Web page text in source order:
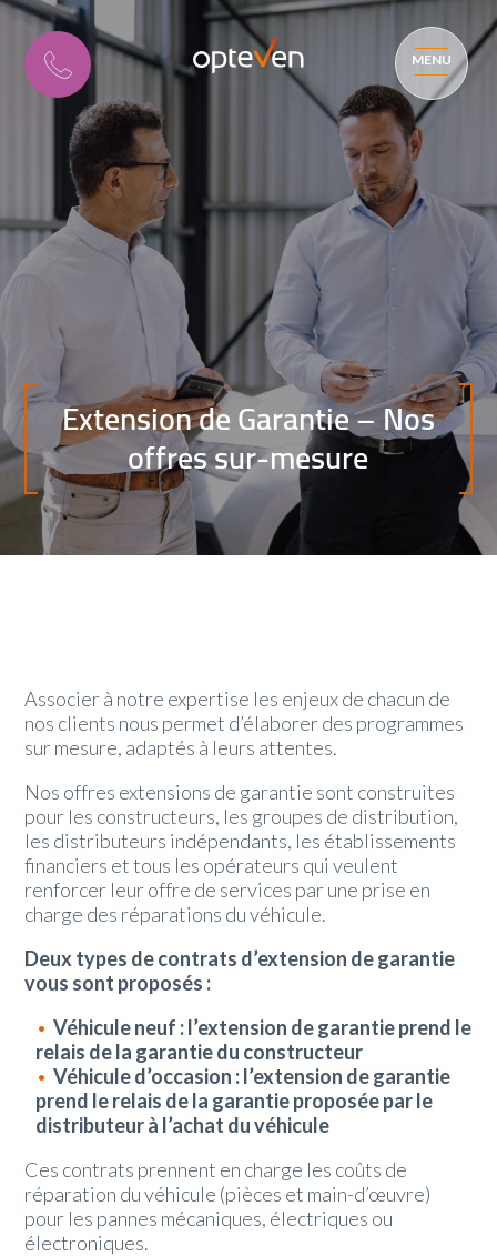
MENU
Extension de Garantie – Nos
offres sur-mesure
Associer à notre expertise les enjeux de chacun de
nos clients nous permet d’élaborer des programmes
sur mesure, adaptés à leurs attentes.
Nos offres extensions de garantie sont construites
pour les constructeurs, les groupes de distribution,
les distributeurs indépendants, les établissements
financiers et tous les opérateurs qui veulent
renforcer leur offre de services par une prise en
charge des réparations du véhicule.
Deux types de contrats d’extension de garantie
vous sont proposés :
Véhicule neuf : l’extension de garantie prend le
relais de la garantie du constructeur
Véhicule d’occasion : l’extension de garantie
prend le relais de la garantie proposée par le
distributeur à l’achat du véhicule
Ces contrats prennent en charge les coûts de
réparation du véhicule (pièces et main-d’œuvre)
pour les pannes mécaniques, électriques ou
électroniques.